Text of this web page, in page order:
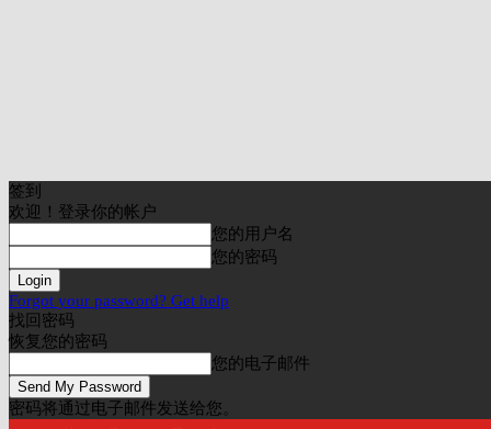
签到
欢迎！登录你的帐户
您的用户名
您的密码
Forgot your password? Get help
找回密码
恢复您的密码
您的电子邮件
密码将通过电子邮件发送给您。